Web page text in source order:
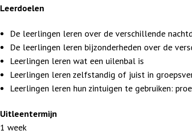
Leerdoelen
De leerlingen leren over de verschillende
De leerlingen leren bijzonderheden over de
Leerlingen leren wat een uilenbal is
Leerlingen leren zelfstandig of juist in
Leerlingen leren hun zintuigen te gebruiken:
Uitleentermijn
1 week